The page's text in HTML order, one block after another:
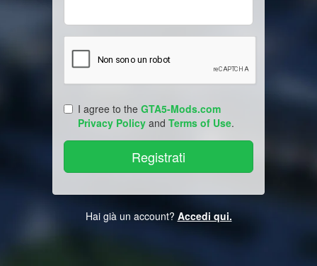
I agree to the GTA5-Mods.com
Privacy Policy and Terms of Use.
Hai già un account? Accedi qui.